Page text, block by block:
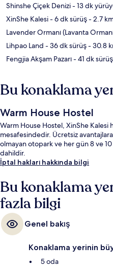
Shinshe Çiçek Denizi- 13 dk
XinShe Kalesi- 6 dk sürüş- 2.7
Lavender Ormanı (Lavanta
Lihpao Land - 36 dk sürüş- 30.8
Fengjia Akşam Pazarı- 41 dk sürüş
Bu konaklama
Warm House Hostel
Warm House Hostel, XinShe Kalesi
mesafesindedir. Ücretsiz
olmayan otopark ve her gün 8 ve
dahildir.
İptal hakları hakkında bilgi
Bu konaklama
fazla bilgi
Genel bakış
Konaklama yerinin
5 oda